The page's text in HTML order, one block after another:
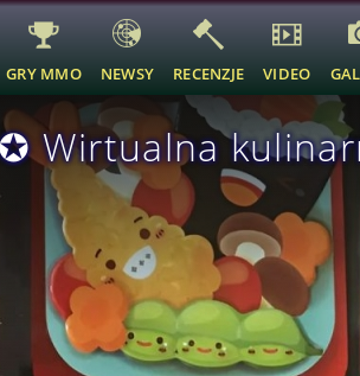
GRY MMO NEWSY RECENZJE VIDEO
Wirtualna